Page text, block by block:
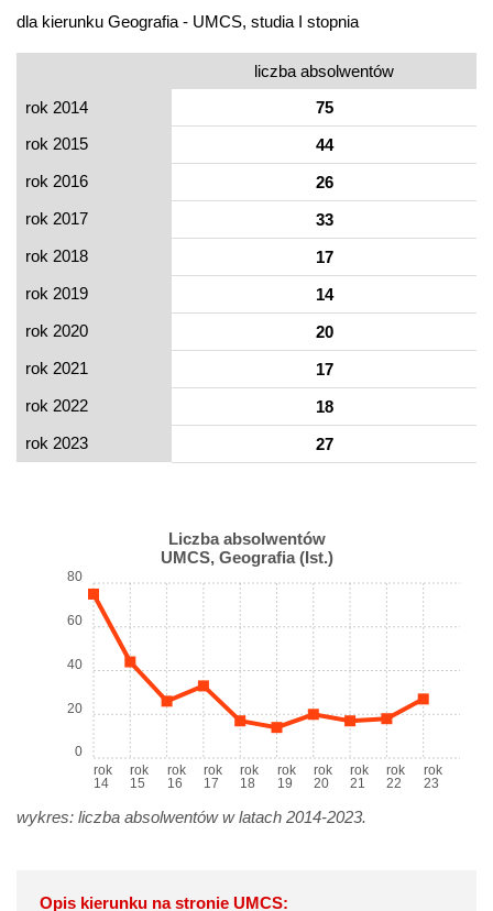
dla kierunku Geografia - UMCS, studia I stopnia
liczba absolwentów
rok 2014
75
rok 2015
44
rok 2016
26
rok 2017
33
rok 2018
17
rok 2019
14
rok 2020
20
rok 2021
17
rok 2022
18
rok 2023
27
Liczba absolwentów
UMCS, Geografia (Ist.)
rok
14
rok
15
rok
16
rok
17
rok
18
rok
19
rok
20
rok
21
rok
22
rok
23
0
20
40
60
80
wykres: liczba absolwentów w latach 2014-2023.
Opis kierunku na stronie UMCS: